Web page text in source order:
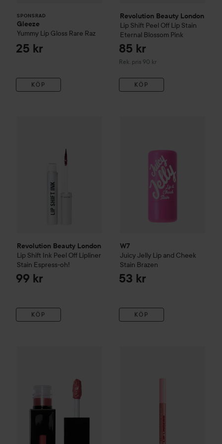
SPONSRAD
Gleeze
Yummy Lip Gloss Rare Raz
25 kr
KÖP
Revolution Beauty London
Lip Shift Peel Off Lip Stain
Eternal Blossom Pink​
85 kr
Rek. pris 90 kr
Rekommenderat pris 90 kr
KÖP
Revolution Beauty London
Lip Shift Ink Peel Off Lipliner
Stain Espress-oh!
99 kr
KÖP
W7
Juicy Jelly Lip and Cheek
Stain Brazen
53 kr
KÖP